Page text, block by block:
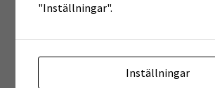
"Inställningar".
Inställningar